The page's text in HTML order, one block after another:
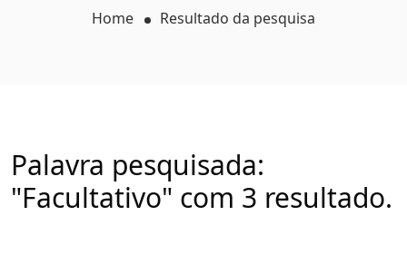
Home Resultado da pesquisa
Palavra pesquisada:
"Facultativo" com 3 resultado.